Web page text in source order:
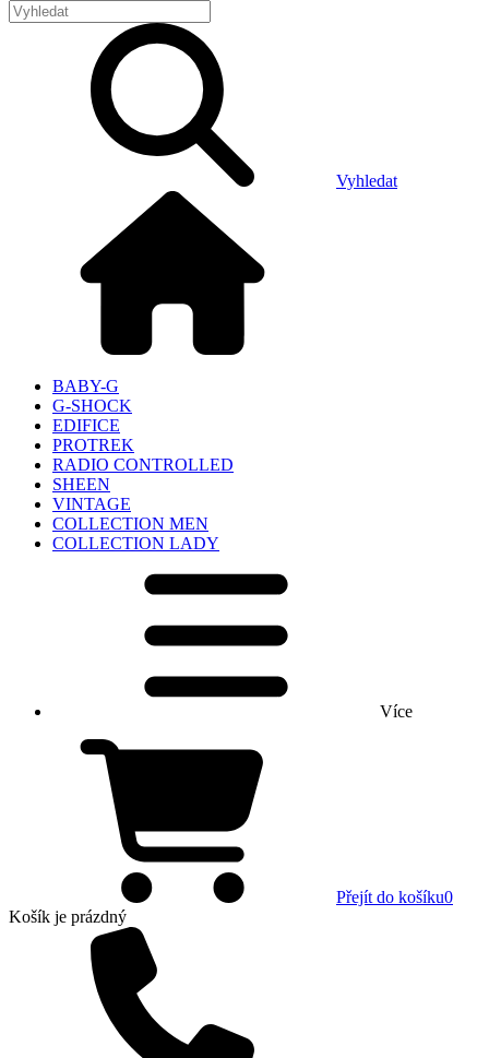
Vyhledat
BABY-G
G-SHOCK
EDIFICE
PROTREK
RADIO CONTROLLED
SHEEN
VINTAGE
COLLECTION MEN
COLLECTION LADY
Více
Přejít do košíku0
Košík je prázdný